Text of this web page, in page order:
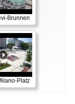
Brunnen
Platz